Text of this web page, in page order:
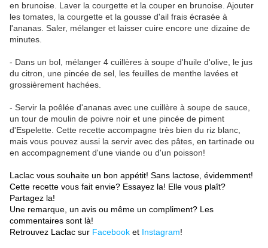
en brunoise. Laver la courgette et la couper en brunoise. Ajouter
les tomates, la courgette et la gousse d'ail frais écrasée à
l'ananas. Saler, mélanger et laisser cuire encore une dizaine de
minutes.
- Dans un bol, mélanger 4 cuillères à soupe d'huile d'olive, le jus
du citron, une pincée de sel, les feuilles de menthe lavées et
grossièrement hachées.
- Servir la poêlée d'ananas avec une cuillère à soupe de sauce,
un tour de moulin de poivre noir et une pincée de piment
d'Espelette. Cette recette accompagne très bien du riz blanc,
mais vous pouvez aussi la servir avec des pâtes, en tartinade ou
en accompagnement d'une viande ou d'un poisson!
Laclac vous souhaite un bon appétit! Sans lactose, évidemment!
Cette recette vous fait envie? Essayez la! Elle vous plaît?
Partagez la!
Une remarque, un avis ou même un compliment? Les
commentaires sont là!
Retrouvez Laclac sur Facebook et Instagram!